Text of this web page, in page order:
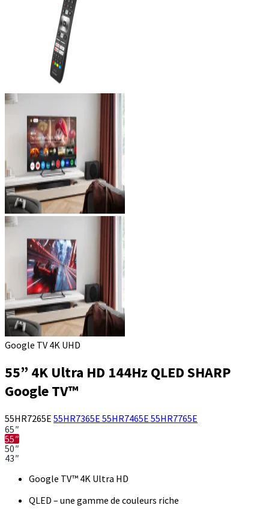
Google TV 4K UHD
55” 4K Ultra HD 144Hz QLED SHARP
Google TV™
55HR7265E 55HR7365E 55HR7465E 55HR7765E
65″
55″
50″
43″
Google TV™ 4K Ultra HD
QLED – une gamme de couleurs riche